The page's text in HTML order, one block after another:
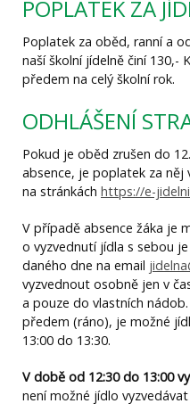
POPLATEK ZA
Poplatek za oběd, ranní a
naší školní jídelně činí 130,-
předem na celý školní rok.
ODHLÁŠENÍ
Pokud je oběd zrušen do
absence, je poplatek za něj
na stránkách https://e-
V případě absence žáka je
o vyzvednutí jídla s sebou
daného dne na email
vyzvednout osobně jen v
a pouze do vlastních
předem (ráno), je možné
13:00 do 13:30.
V době od 12:30 do 13:00
není možné jídlo